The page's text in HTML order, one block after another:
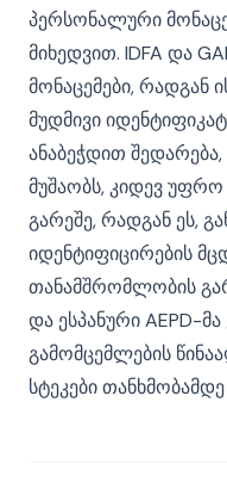
პერსონალური
მიხედვით. IDFA და
მონაცემები, რადგან
მუდმივი
ანაბეჭდით
მუშაობს, კიდევ
გარეშე, რადგან ეს,
იდენტიფიცირების
თანამშრომლობის
და ესპანური AEPD-
გამომცემლების
სტეკები